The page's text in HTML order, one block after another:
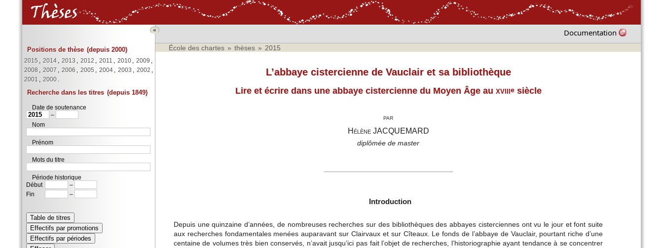
Positions de thèse (depuis 2000)
2015 , 2014 , 2013 , 2012 , 2011 , 2010 , 2009 ,
2008 , 2007 , 2006 , 2005 , 2004 , 2003 , 2002 ,
2001 , 2000 .
Recherche dans les titres (depuis 1849)
Date de soutenance
–
Nom
Prénom
Mots du titre
Période historique
Début
–
Fin
–
Table de titres
Effectifs par promotions
Effectifs par périodes
« Documentation
École des chartes » thèses » 2015
L’abbaye cistercienne de Vauclair et sa bibliothèque
Lire et écrire dans une abbaye cistercienne du Moyen Âge au xviiiesiècle
par
Hélène JACQUEMARD
diplômée de master
Introduction
Depuis une quinzaine d’années, de nombreuses recherches sur des bibliothèques des abbayes cisterciennes ont vu le jour et font suite
aux recherches fondamentales menées auparavant sur Clairvaux et sur Cîteaux. Le fonds de l’abbaye de Vauclair, pourtant riche d’une
centaine de volumes très bien conservés, n’avait jusqu’ici pas fait l’objet de recherches, l’historiographie ayant tendance à se concentrer